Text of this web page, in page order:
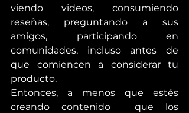
viendo videos, consumiendo
reseñas, preguntando a sus
amigos, participando en
comunidades, incluso antes de
que comiencen a considerar tu
producto.
Entonces, a menos que estés
creando contenido  que los